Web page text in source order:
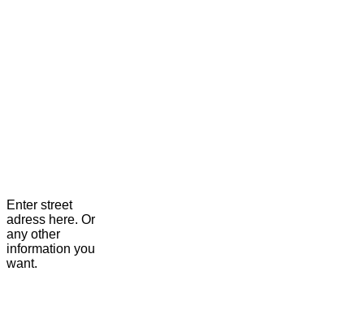
Enter street
adress here. Or
any other
information you
want.